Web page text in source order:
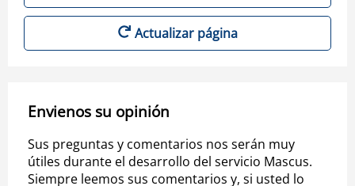
Actualizar página
Envienos su opinión
Sus preguntas y comentarios nos serán muy
útiles durante el desarrollo del servicio Mascus.
Siempre leemos sus comentarios y, si usted lo